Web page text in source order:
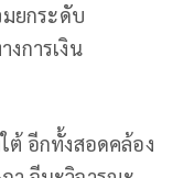
มยกระดับ
งการเงิน
ต้ อีกทั้งสอดคล้อง